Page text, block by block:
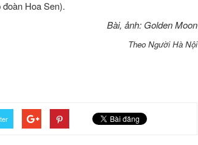
Hoa Sen).
Bài, ảnh: Golden Moon
Theo Người Hà Nội